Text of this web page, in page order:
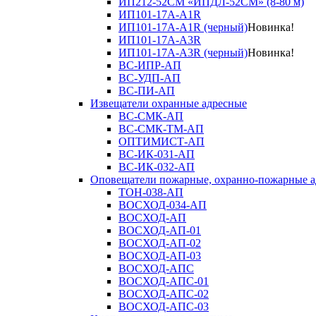
ИП101-17А-A1R
ИП101-17А-A1R (черный)Новинка!
ИП101-17А-A3R
ИП101-17А-A3R (черный)Новинка!
ВС-ИПР-АП
ВС-УДП-АП
ВС-ПИ-АП
Извещатели охранные адресные
ВС-СМК-АП
ВС-СМК-ТМ-АП
ОПТИМИСТ-АП
ВС-ИК-031-АП
ВС-ИК-032-АП
Оповещатели пожарные, охранно-пожарные
ТОН-038-АП
ВОСХОД-034-АП
ВОСХОД-АП
ВОСХОД-АП-01
ВОСХОД-АП-02
ВОСХОД-АП-03
ВОСХОД-АПС
ВОСХОД-АПС-01
ВОСХОД-АПС-02
ВОСХОД-АПС-03